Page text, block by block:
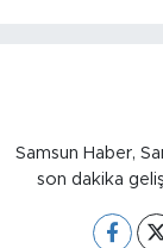
Samsun Haber,
son dakika